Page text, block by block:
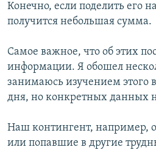
Конечно, если поделить его
получится небольшая сумма.
Самое важное, что об этих
информации. Я обошел
занимаюсь изучением этого
дня, но конкретных данных
Наш контингент, например,
или попавшие в другие